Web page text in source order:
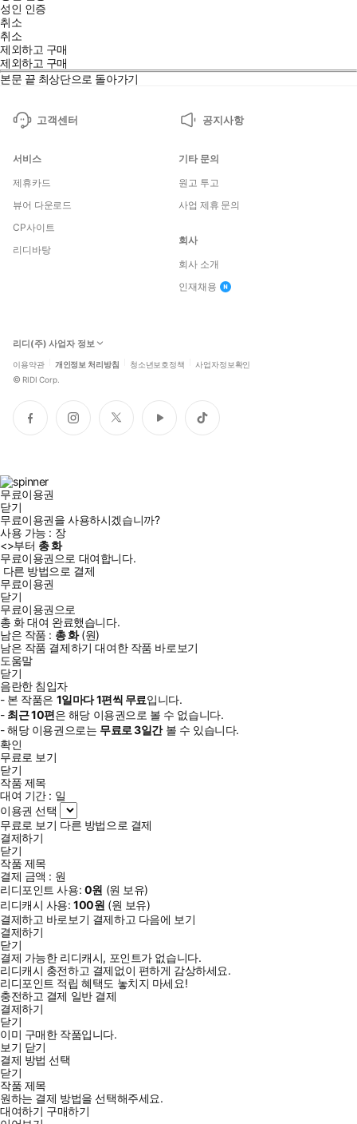
성인 인증
취소
취소
제외하고 구매
제외하고 구매
본문 끝 최상단으로 돌아가기
고객센터 공지사항
서비스
제휴카드
뷰어 다운로드
CP사이트
리디바탕
기타 문의
원고 투고
사업 제휴 문의
회사
회사 소개
인재채용
리디(주) 사업자 정보
이용약관 개인정보 처리방침 청소년보호정책 사업자정보확인
© RIDI Corp.
페
이
인
스
트
위
유
튜
틱
톡
무료이용권
닫기
무료이용권을 사용하시겠습니까?
사용 가능 : 장
<>부터 총화
무료이용권으로 대여합니다.
다른 방법으로 결제
무료이용권
닫기
무료이용권으로
총 화대여 완료했습니다.
남은 작품 : 총화(원)
남은 작품 결제하기 대여한 작품 바로보기
도움말
닫기
음란한 침입자
- 본 작품은 1일마다1편씩 무료입니다.
- 최근10편은 해당 이용권으로 볼 수 없습니다.
- 해당 이용권으로는 무료로3일간볼 수 있습니다.
확인
무료로 보기
닫기
작품 제목
대여 기간 : 일
이용권 선택
무료로 보기 다른 방법으로 결제
결제하기
닫기
작품 제목
결제 금액 : 원
리디포인트 사용: 0원 (원 보유)
리디캐시 사용:100원 (원 보유)
결제하고 바로보기 결제하고 다음에 보기
결제하기
닫기
결제 가능한 리디캐시, 포인트가 없습니다.
리디캐시 충전하고 결제없이 편하게 감상하세요.
리디포인트 적립 혜택도 놓치지 마세요!
충전하고 결제 일반 결제
결제하기
닫기
이미 구매한 작품입니다.
보기 닫기
결제 방법 선택
닫기
작품 제목
원하는 결제 방법을 선택해주세요.
대여하기 구매하기